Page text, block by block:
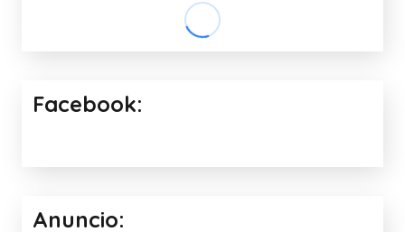
Baleares